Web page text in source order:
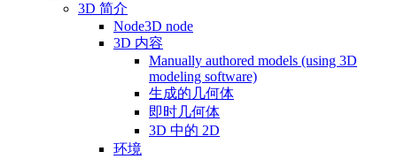
3D 简介
Node3D node
3D 内容
Manually authored models (using 3D
modeling software)
生成的几何体
即时几何体
3D 中的 2D
环境